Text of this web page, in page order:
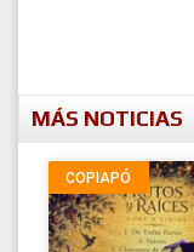
MÁS NOTICIAS
COPIAPÓ